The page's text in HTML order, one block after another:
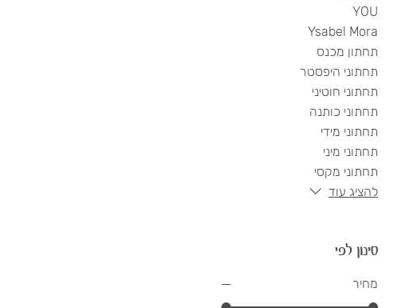
YOU
Ysabel Mora
תחתון מכנס
תחתוני היפסטר
תחתוני חוטיני
תחתוני כותנה
תחתוני מידי
תחתוני מיני
תחתוני מקסי
להציג עוד
סינון לפי
מחיר